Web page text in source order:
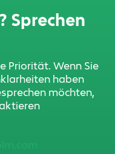
Sprechen
Priorität. Wenn Sie
haben
möchten,